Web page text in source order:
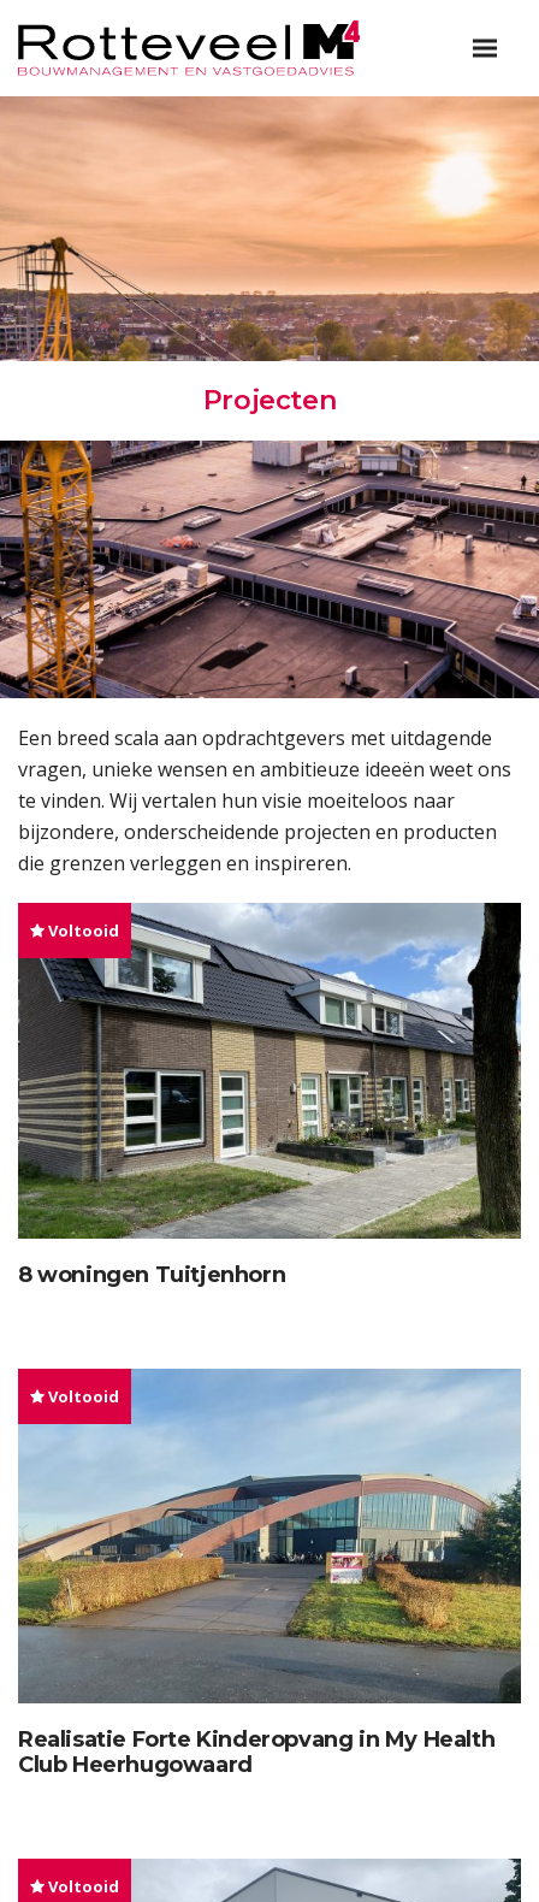
Projecten
Een breed scala aan opdrachtgevers met uitdagende
vragen, unieke wensen en ambitieuze ideeën weet ons
te vinden. Wij vertalen hun visie moeiteloos naar
bijzondere, onderscheidende projecten en producten
die grenzen verleggen en inspireren.
Voltooid
8 woningen Tuitjenhorn
Voltooid
Realisatie Forte Kinderopvang in My Health
Club Heerhugowaard
Voltooid